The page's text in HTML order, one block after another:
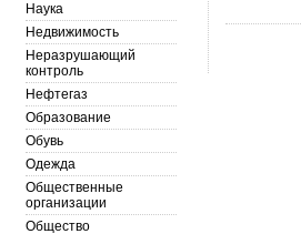
Наука
Недвижимость
Неразрушающий
контроль
Нефтегаз
Образование
Обувь
Одежда
Общественные
организации
Общество